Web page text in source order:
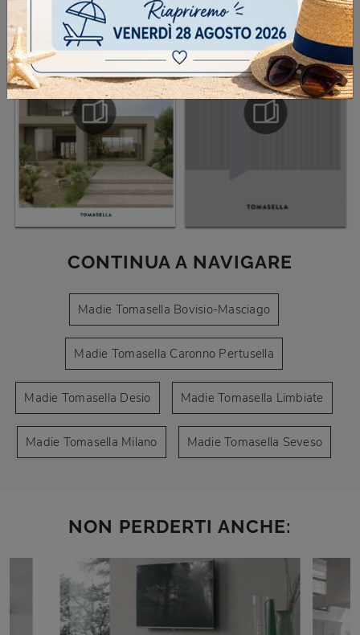
CONTINUA A NAVIGARE
Madie Tomasella Bovisio-Masciago
Madie Tomasella Caronno Pertusella
Madie Tomasella Desio Madie Tomasella Limbiate
Madie Tomasella Milano Madie Tomasella Seveso
NON PERDERTI ANCHE: